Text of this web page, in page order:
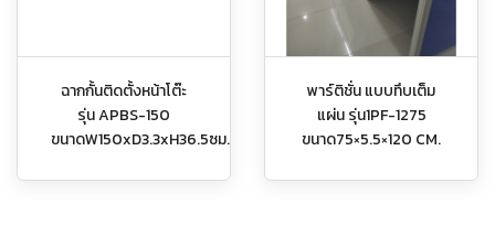
ฉากกั้นติดตั้งหน้าโต๊ะ
รุ่น APBS-150
ขนาดW150xD3.3xH36.5ซม.
พาร์ติชั่น แบบทึบเต็ม
แผ่น รุ่น1PF-1275
ขนาด75×5.5×120 CM.